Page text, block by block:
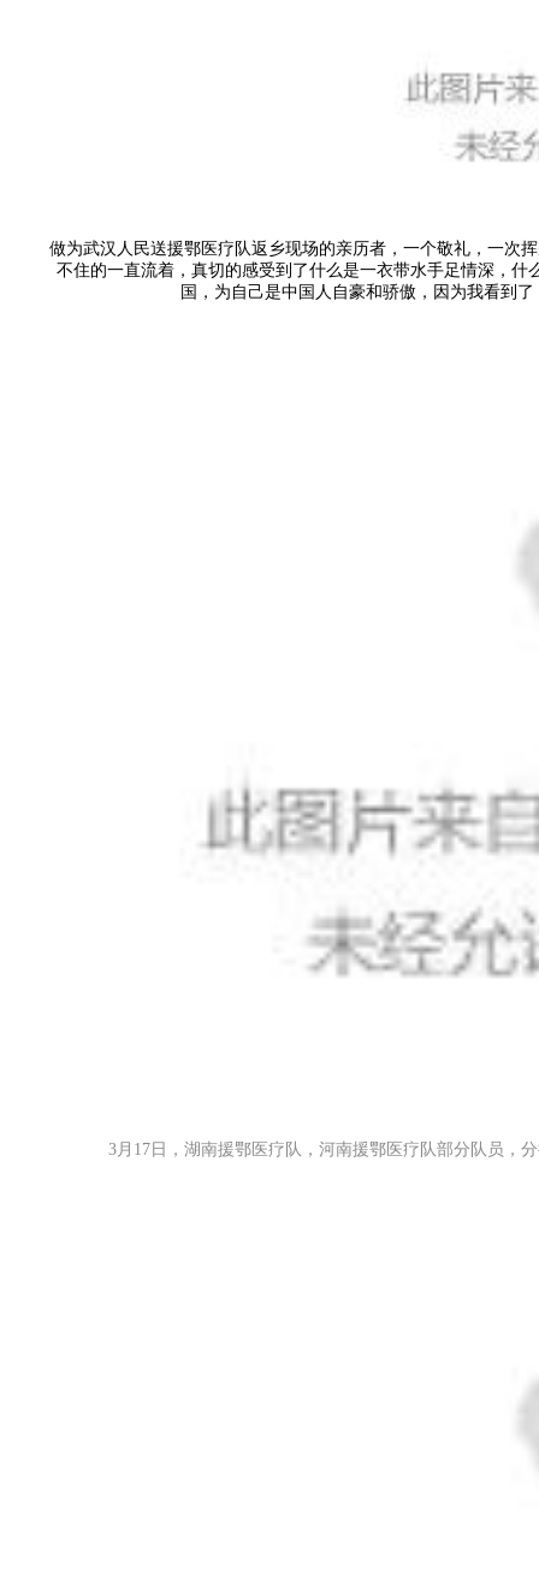
做为武汉人民送援鄂医疗队返乡现场的亲历者，一个敬礼，一次
不住的一直流着，真切的感受到了什么是一衣带水手足情深，
国，为自己是中国人自豪和骄傲，因为我看到
3月17日， 湖南援鄂医疗队，河南援鄂医疗队部分队员，